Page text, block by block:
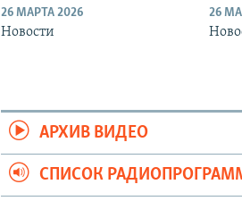
26 МАРТА 2026
Новости
26
АРХИВ ВИДЕО
СПИСОК